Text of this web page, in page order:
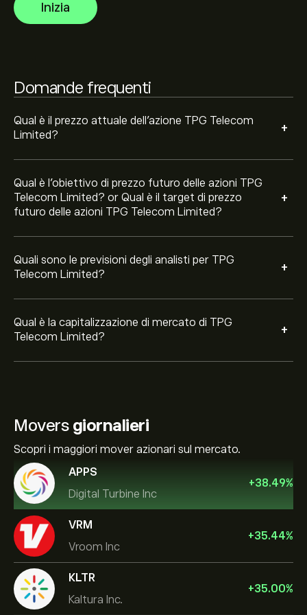
Inizia
Domande frequenti
Qual è il prezzo attuale dell'azione TPG Telecom
Limited?
+
Qual è l'obiettivo di prezzo futuro delle azioni TPG
Telecom Limited? or Qual è il target di prezzo
futuro delle azioni TPG Telecom Limited?
+
Quali sono le previsioni degli analisti per TPG
Telecom Limited?
+
finanziari e crescita prevista. Consulta le previsioni
recenti per i futuri movimenti dei prezzi.
Qual è la capitalizzazione di mercato di TPG
Telecom Limited?
+
Movers giornalieri
Scopri i maggiori mover azionari sul mercato.
APPS
Digital Turbine Inc
+38.49%
VRM
Vroom Inc
+35.44%
KLTR
Kaltura Inc.
+35.00%